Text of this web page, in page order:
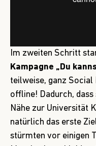
Im zweiten Schritt
Kampagne „Du
teilweise, ganz
offline! Dadurch,
Nähe zur Universität
natürlich das erste
stürmten vor einigen